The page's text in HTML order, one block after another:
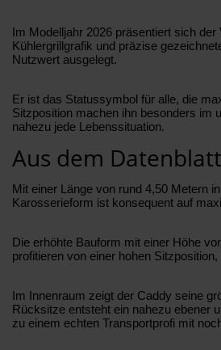
Im Modelljahr 2026 präsentiert sich
Kühlergrillgrafik und präzise
Nutzwert ausgelegt.
Er ist das Statussymbol für alle, die
Sitzposition machen ihn besonders im
nahezu jede Lebenssituation.
Aus dem
Mit einer Länge von rund 4,50 Metern
Karosserieform ist konsequent auf
Die erhöhte Bauform mit einer Höhe
profitieren von einer hohen
Im Innenraum zeigt der Caddy seine
Rücksitze entsteht ein nahezu ebener
zu einem echten Transportprofi mit